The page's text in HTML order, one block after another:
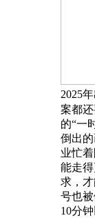
2025
案都还
的“一
倒出
业忙
能走
求，
号也
10分